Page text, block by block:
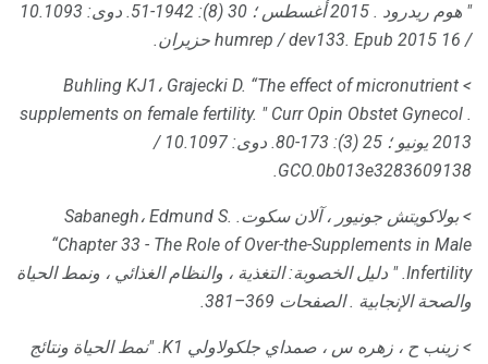
" هوم ريدرود . 2015 أغسطس ؛ 30 (8): 1942-51.
دوى: 10.1093
/ humrep / dev133. Epub 2015 16 حزيران.
> Buhling KJ1، Grajecki D. “The effect of micronutrient
supplements on female fertility. " Curr Opin Obstet Gynecol .
2013 يونيو ؛ 25 (3): 173-80.
دوى: 10.1097 /
GCO.0b013e3283609138.
> بولاكويتش جونيور ، آلان سكوت. Sabanegh، Edmund S.
“Chapter 33 - The Role of Over-the-Supplements in Male
Infertility.
" دليل الخصوبة: التغذية ، والنظام الغذائي ، ونمط الحياة
والصحة الإنجابية . الصفحات 369–381.
> زينب ح ، زهره س ، صمداي جلكولاولي K1.
"نمط الحياة ونتائج